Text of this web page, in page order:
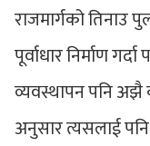
राजमार्गको तिनाउ
पूर्वाधार निर्माण
व्यवस्थापन पनि अझै
अनुसार त्यसलाई